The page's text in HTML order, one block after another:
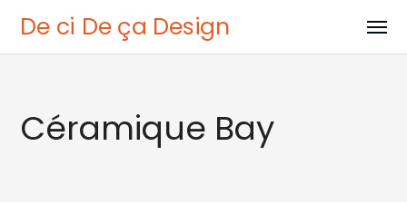
De ci De ça Design
Céramique Bay